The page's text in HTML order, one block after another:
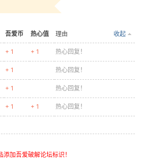
吾爱币 热心值 收起
理由
+ 1 + 1 热心回复！
+ 1 热心回复！
+ 1 热心回复！
+ 1 + 1 热心回复！
加吾爱破解论坛标识！